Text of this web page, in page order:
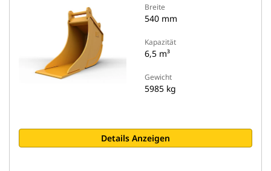
Breite
540 mm
Kapazität
6,5 m³
Gewicht
5985 kg
Details Anzeigen